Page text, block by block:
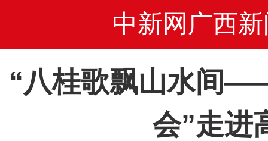
中新网广西新
“八桂歌飘山水间
会”走进